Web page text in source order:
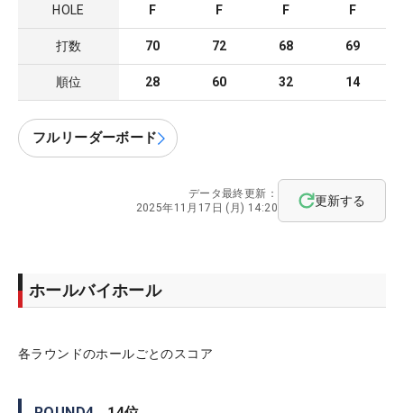
HOLE F F F F
打数 70 72 68 69
順位 28 60 32 14
フルリーダーボード
データ最終更新：
2025年11月17日 (月) 14:20
更新する
ホールバイホール
各ラウンドのホールごとのスコア